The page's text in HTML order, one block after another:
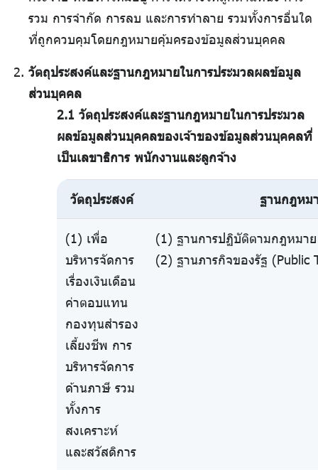
รวม การจำกัด การลบ และการทำลาย รวมทั้งการอื่นใด
ที่ถูกควบคุมโดยกฎหมายคุ้มครองข้อมูลส่วนบุคคล
วัตถุประสงค์และฐานกฎหมายในการประมวลผลข้อมูล
ส่วนบุคคล
2.1 วัตถุประสงค์และฐานกฎหมายในการประมวล
ผลข้อมูลส่วนบุคคลของเจ้าของข้อมูลส่วนบุคคลที่
เป็นเลขาธิการ พนักงานและลูกจ้าง
วัตถุประสงค์ ฐานกฎหม
(1) เพื่อ
บริหารจัดการ
เรื่องเงินเดือน
ค่าตอบแทน
กองทุนสำรอง
เลี้ยงชีพ การ
บริหารจัดการ
ด้านภาษี รวม
ทั้งการ
สงเคราะห์
และสวัสดิการ
(1) ฐานการปฏิบัติตามกฎหมา
(2) ฐานภารกิจของรัฐ (Public